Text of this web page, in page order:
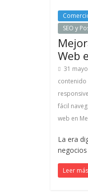
|
de
y
SEO y
Web
31
responsive
fácil
web en
La era
Leer más